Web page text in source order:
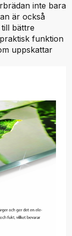
inte bara
är också
bättre
funktion
uppskattar